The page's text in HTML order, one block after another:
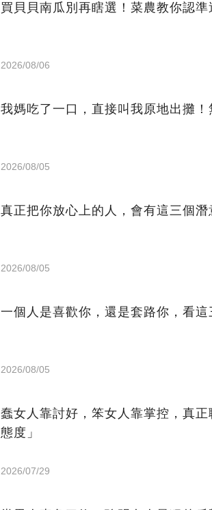
買貝貝南瓜別再瞎選！菜農教你認
2026/08/06
我媽吃了一口，直接叫我原地出攤
2026/08/05
真正把你放心上的人，會有這三個潛
2026/08/05
一個人是喜歡你，還是套路你，看這
2026/08/05
蠢女人靠討好，笨女人靠掌控，真
態度」
2026/07/29